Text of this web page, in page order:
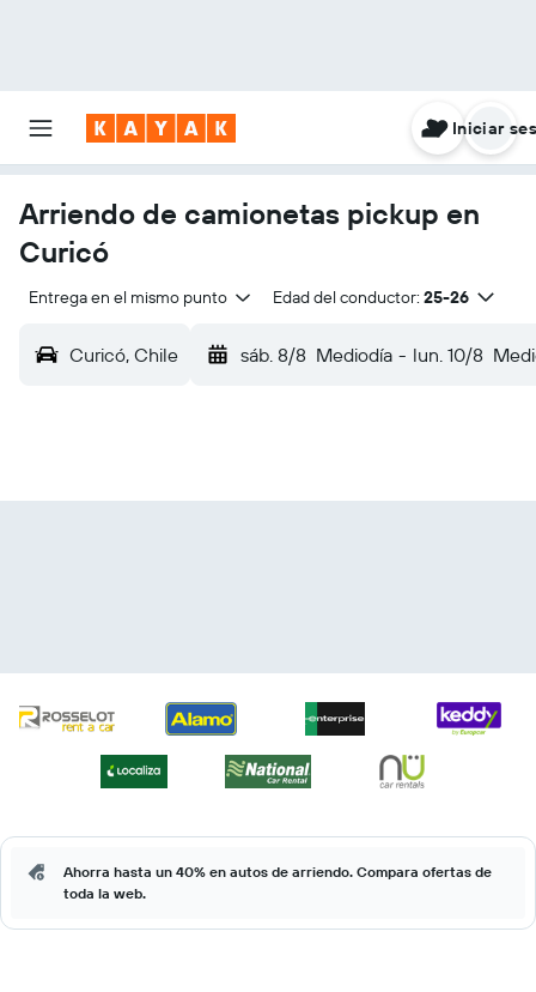
Iniciar
Arriendo de camionetas pickup en
Curicó
Entrega en el mismo punto Edad del conductor: 25-26
Curicó, Chile sáb. 8/8 Mediodía - lun. 10/8
Ahorra hasta un 40% en autos de arriendo. Compara ofertas de
toda la web.